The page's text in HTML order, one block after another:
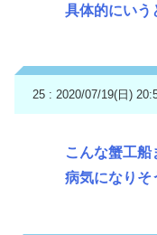
具体的にいう
25 : 2020/07/19(日)
こんな蟹工船
病気になりそ